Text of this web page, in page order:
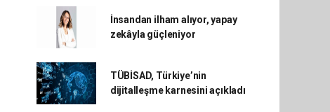
İnsandan ilham alıyor, yapay
zekâyla güçleniyor
TÜBİSAD, Türkiye’nin
dijitalleşme karnesini açıkladı